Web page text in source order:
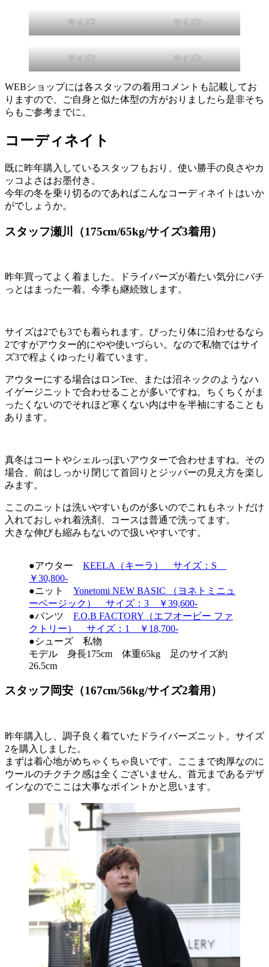
サイズ2 サイズ3
サイズ2 サイズ3
WEBショップには各スタッフの着用コメントも記載してお
りますので、ご自身と似た体型の方がおりましたら是非そち
らもご参考までに。
コーディネイト
既に昨年購入しているスタッフもおり、使い勝手の良さやカ
ッコよさはお墨付き。
今年の冬を乗り切るのであればこんなコーディネイトはいか
がでしょうか。
スタッフ瀬川（175cm/65kg/サイズ3着用）
昨年買ってよく着ました。ドライバーズが着たい気分にバチ
っとはまった一着。今季も継続致します。
サイズは2でも3でも着られます。ぴったり体に沿わせるなら
2ですがアウター的にやや使いづらい。なので私物ではサイ
ズ3で程よくゆったり着ています。
アウターにする場合はロンTee、または沼ネックのようなハ
イゲージニットで合わせることが多いですね。ちくちくがま
ったくないのでそれほど寒くない内は中を半袖にすることも
あります。
真冬はコートやシェルっぽいアウターで合わせますね。その
場合、前はしっかり閉じて首回りとジッパーの見え方を楽し
みます。
ここのニットは洗いやすいものが多いのでこれもネットだけ
入れておしゃれ着洗剤、コースは普通で洗ってます。
大きな伸びも縮みもないので扱いやすいです。
●アウター KEELA（キーラ） サイズ：S
￥30,800-
●ニット Yonetomi NEW BASIC （ヨネトミニュ
ーベージック） サイズ：3 ￥39,600-
●パンツ F.O.B FACTORY（エフオービー ファ
クトリー） サイズ：1 ￥18,700-
●シューズ 私物
モデル 身長175cm 体重65kg 足のサイズ約
26.5cm
スタッフ岡安（167cm/56kg/サイズ2着用）
昨年購入し、調子良く着ていたドライバーズニット。サイズ
2を購入しました。
まずは着心地がめちゃくちゃ良いです。ここまで肉厚なのに
ウールのチクチク感は全くございません。首元まであるデザ
インなのでここは大事なポイントかと思います。